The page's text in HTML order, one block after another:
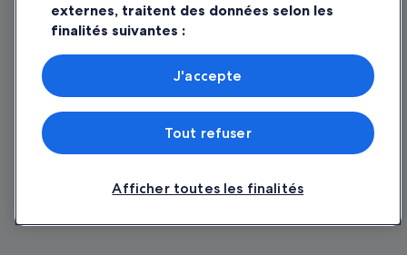
externes, traitent des données selon les
finalités suivantes :
Utiliser des données de géolocalisation précises. Analyser
activement les caractéristiques de l’appareil pour
l’identification. Stocker et/ou accéder à des informations
mesure de performance des publicités et du contenu,
études d’audience et développement de services.
Liste de nos partenaires (fournisseurs)
Afficher toutes les finalités
Tout refuser
J'accepte